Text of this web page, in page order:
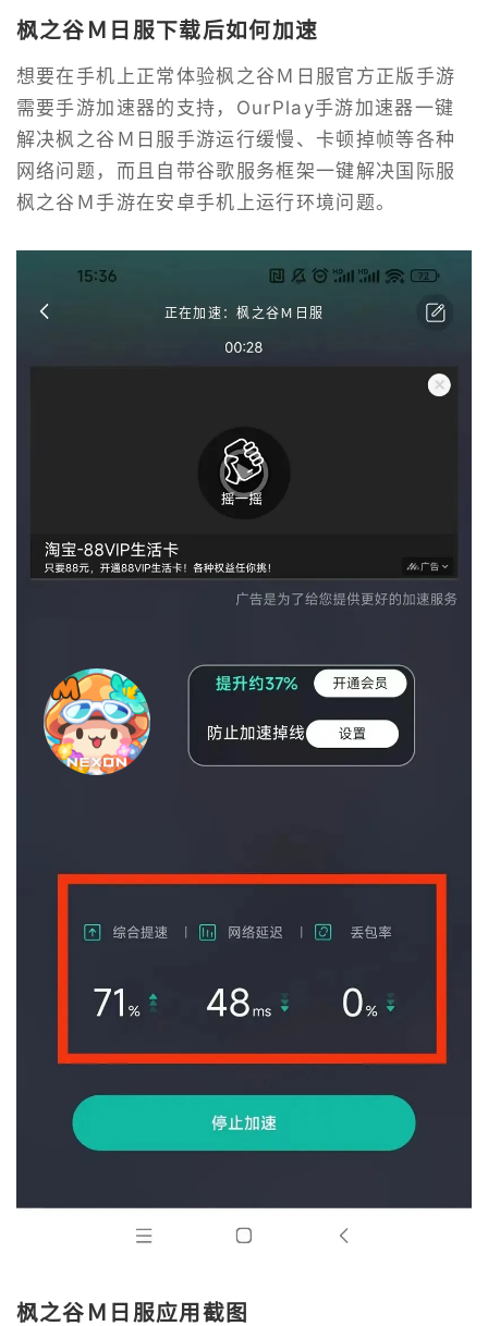
枫之谷Ｍ日服下载后如何加速
想要在手机上正常体验枫之谷Ｍ日服官方正版手游
需要手游加速器的支持，OurPlay手游加速器一键
解决枫之谷Ｍ日服手游运行缓慢、卡顿掉帧等各种
网络问题，而且自带谷歌服务框架一键解决国际服
枫之谷Ｍ手游在安卓手机上运行环境问题。
正在加速：枫之谷Ｍ日服
枫之谷Ｍ日服应用截图